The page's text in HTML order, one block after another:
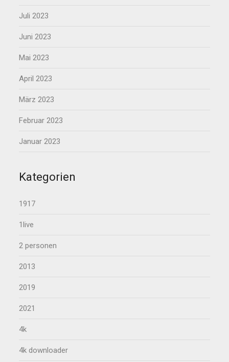
Juli 2023
Juni 2023
Mai 2023
April 2023
März 2023
Februar 2023
Januar 2023
Kategorien
1917
1live
2 personen
2013
2019
2021
4k
4k downloader